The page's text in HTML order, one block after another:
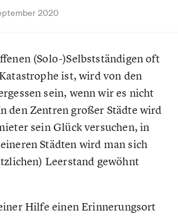
2020
(Solo-)Selbstständigen oft
ist, wird von den
sein, wenn wir es nicht
den Zentren großer Städte wird
sein Glück versuchen, in
Städten wird man sich
Leerstand gewöhnt
Hilfe einen Erinnerungsort